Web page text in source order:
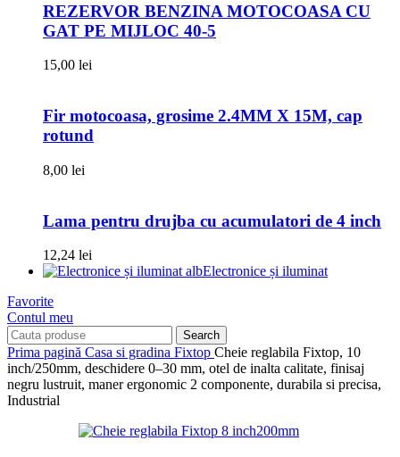
REZERVOR BENZINA MOTOCOASA CU
GAT PE MIJLOC 40-5
15,00 lei
Fir motocoasa, grosime 2.4MM X 15M, cap
rotund
8,00 lei
Lama pentru drujba cu acumulatori de 4 inch
12,24 lei
Electronice și iluminat
Favorite
Contul meu
Search
Prima pagină Casa si gradina Fixtop Cheie reglabila Fixtop, 10
inch/250mm, deschidere 0–30 mm, otel de inalta calitate, finisaj
negru lustruit, maner ergonomic 2 componente, durabila si precisa,
Industrial